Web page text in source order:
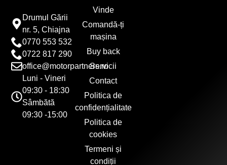
Drumul Gării
nr. 5, Chiajna
0770 553 532
0722 817 290
office@motorpartners.ro
Luni - Vineri
09:30 - 18:30
Sâmbătă
09:30 -15:00
Vinde
Comandă-ți
mașina
Buy back
Servicii
Contact
Politica de
confidențialitate
Politica de
cookies
Termeni și
condiții